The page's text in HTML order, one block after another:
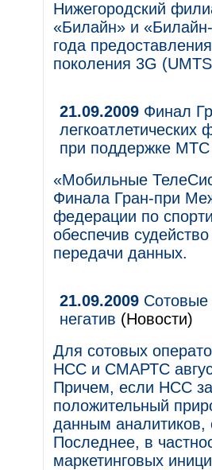
Нижегородский
«Билайн» и «Билайн-
года
поколения 3G
21.09.2009 Финал
легкоатлетических
при поддержке
«Мобильные
Финала Гран-при
федерации по
обеспечив
передачи данных.
21.09.2009 Сотовые
негатив (Новости)
Для сотовых
НСС и СМАРТС
Причем, если НСС
положительный
данным аналитиков,
Последнее, в
маркетинговых